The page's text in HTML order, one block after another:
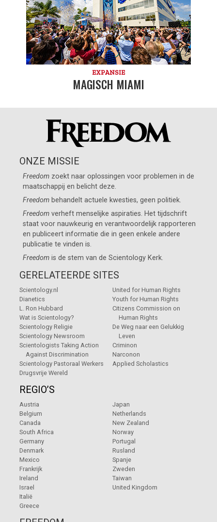
EXPANSIE
MAGISCH MIAMI
ONZE MISSIE
Freedom zoekt naar oplossingen voor problemen in de
maatschappij en belicht deze.
Freedom behandelt actuele kwesties, geen politiek.
Freedom verheft menselijke aspiraties. Het tijdschrift
staat voor nauwkeurig en verantwoordelijk rapporteren
en publiceert informatie die in geen enkele andere
publicatie te vinden is.
Freedom is de stem van deScientology Kerk.
GERELATEERDE SITES
Scientology.nl
Dianetics
L. Ron Hubbard
Wat is Scientology?
Scientology Religie
Scientology Newsroom
Scientologists Taking Action
Against Discrimination
Scientology Pastoraal Werkers
Drugsvrije Wereld
United for Human Rights
Youth for Human Rights
Citizens Commission on
Human Rights
De Weg naar een Gelukkig
Leven
Criminon
Narconon
Applied Scholastics
REGIO’S
Austria
Belgium
Canada
South Africa
Germany
Denmark
Mexico
Frankrijk
Ireland
Israel
Italië
Greece
Japan
Netherlands
New Zealand
Norway
Portugal
Rusland
Spanje
Zweden
Taiwan
United Kingdom